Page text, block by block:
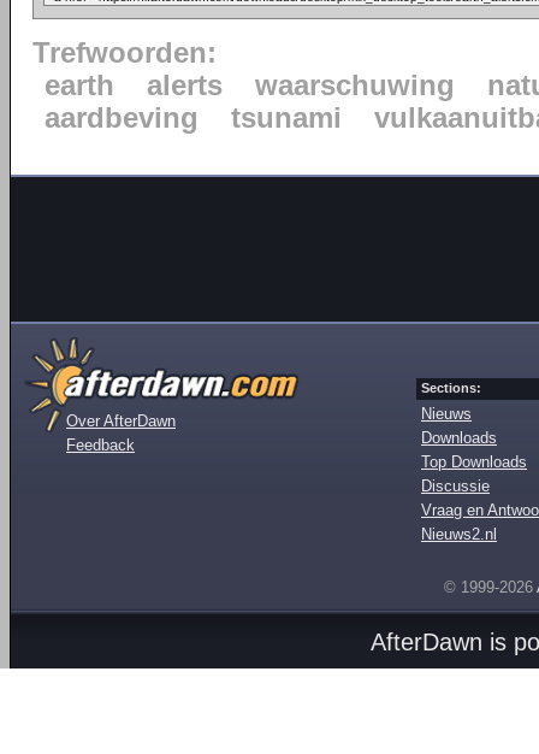
Trefwoorden:
earth
alerts waarschuwing
aardbeving
tsunami
Over AfterDawn
Feedback
Sections:
Nieuws
Downloads
Top Downloads
Discussie
Vraag en
Nieuws2.nl
© 1999-2026
AfterDawn is